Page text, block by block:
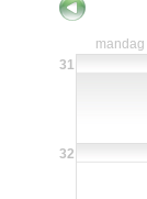
mandag
31
32